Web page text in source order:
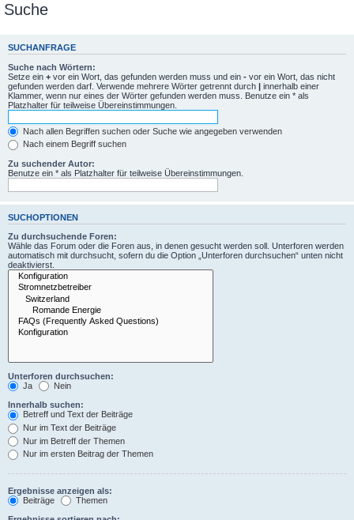
Suche
SUCHANFRAGE
Suche nach Wörtern:
Setze ein + vor ein Wort, das gefunden werden muss und ein - vor ein Wort, das nicht
gefunden werden darf. Verwende mehrere Wörter getrennt durch | innerhalb einer
Klammer, wenn nur eines der Wörter gefunden werden muss. Benutze ein * als
Platzhalter für teilweise Übereinstimmungen.
Nach allen Begriffen suchen oder Suche wie angegeben verwenden
Nach einem Begriff suchen
Zu suchender Autor:
Benutze ein * als Platzhalter für teilweise Übereinstimmungen.
SUCHOPTIONEN
Zu durchsuchende Foren:
Wähle das Forum oder die Foren aus, in denen gesucht werden soll. Unterforen werden
automatisch mit durchsucht, sofern du die Option „Unterforen durchsuchen“ unten nicht
deaktivierst.
Unterforen durchsuchen:
Ja
Nein
Innerhalb suchen:
Betreff und Text der Beiträge
Nur im Text der Beiträge
Nur im Betreff der Themen
Nur im ersten Beitrag der Themen
Ergebnisse anzeigen als:
Beiträge
Themen